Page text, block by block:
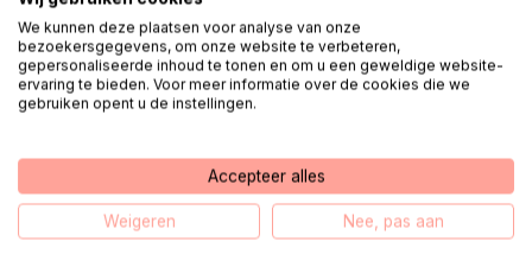
Parnassia Groep
We kunnen deze plaatsen voor analyse van onze
bezoekersgegevens, om onze website te verbeteren,
gepersonaliseerde inhoud te tonen en om u een geweldige website-
ervaring te bieden. Voor meer informatie over de cookies die we
gebruiken opent u de instellingen.
Accepteer alles
Weigeren Nee, pas aan